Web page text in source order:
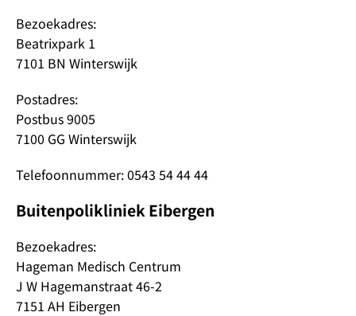
Bezoekadres:
Beatrixpark 1
7101 BN Winterswijk
Postadres:
Postbus 9005
7100 GG Winterswijk
Telefoonnummer: 0543 54 44 44
Buitenpolikliniek Eibergen
Bezoekadres:
Hageman Medisch Centrum
J W Hagemanstraat 46-2
7151 AH Eibergen